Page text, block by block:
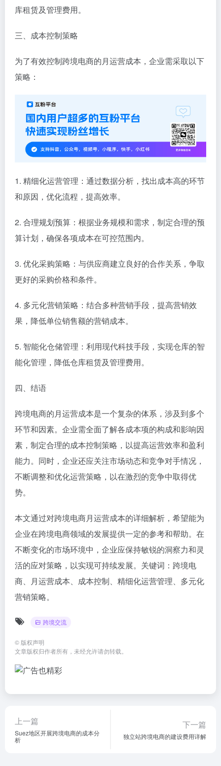
库租赁及管理费用。
三、成本控制策略
为了有效控制跨境电商的月运营成本，企业需采取以下
策略：
1. 精细化运营管理：通过数据分析，找出成本高的环节
和原因，优化流程，提高效率。
2. 合理规划预算：根据业务规模和需求，制定合理的预
算计划，确保各项成本在可控范围内。
3. 优化采购策略：与供应商建立良好的合作关系，争取
更好的采购价格和条件。
4. 多元化营销策略：结合多种营销手段，提高营销效
果，降低单位销售额的营销成本。
5. 智能化仓储管理：利用现代科技手段，实现仓库的智
能化管理，降低仓库租赁及管理费用。
四、结语
跨境电商的月运营成本是一个复杂的体系，涉及到多个
环节和因素。企业需全面了解各成本项的构成和影响因
素，制定合理的成本控制策略，以提高运营效率和盈利
能力。同时，企业还应关注市场动态和竞争对手情况，
不断调整和优化运营策略，以在激烈的竞争中取得优
势。
本文通过对跨境电商月运营成本的详细解析，希望能为
企业在跨境电商领域的发展提供一定的参考和帮助。在
不断变化的市场环境中，企业应保持敏锐的洞察力和灵
活的应对策略，以实现可持续发展。关键词：跨境电
商、月运营成本、成本控制、精细化运营管理、多元化
营销策略。
跨境交流
© 版权声明
文章版权归作者所有，未经允许请勿转载。
上一篇
Suez地区开展跨境电商的成本分
析
下一篇
独立站跨境电商的建设费用详解